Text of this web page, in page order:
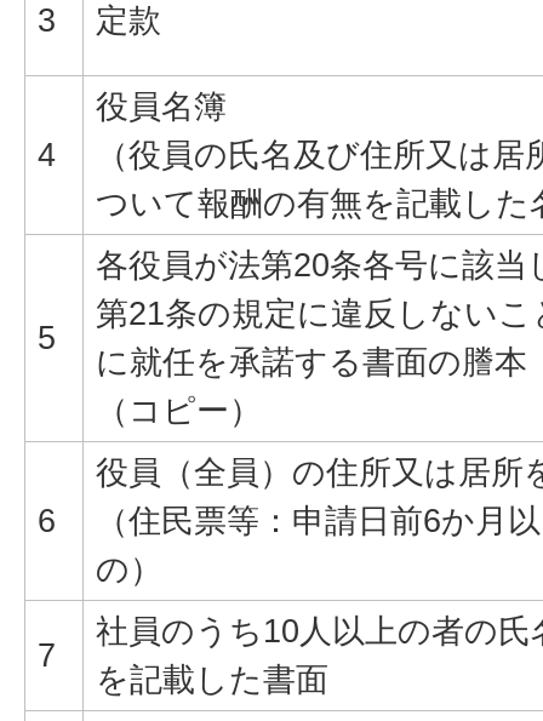
3 定款
4
役員名簿
（役員の氏名及び住所又は
ついて報酬の有無を記載した
5
各役員が法第20条各号に該
第21条の規定に違反しない
に就任を承諾する書面の謄本
（コピー）
6
役員（全員）の住所又は居所
（住民票等：申請日前6か月
の）
7
社員のうち10人以上の者の氏
を記載した書面